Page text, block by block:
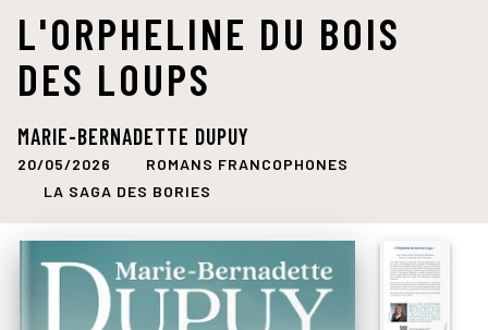
L'ORPHELINE DU BOIS
DES LOUPS
MARIE-BERNADETTE DUPUY
20/05/2026
ROMANS FRANCOPHONES
LA SAGA DES BORIES